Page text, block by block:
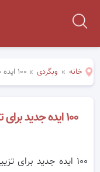
خانه » وبگردی » ۱۰۰ ایده جدید برای تزیین میز شب یلدا
۱۰۰ ایده جدید برای تزیین میز شب یلدا
۱۰۰ ایده جدید